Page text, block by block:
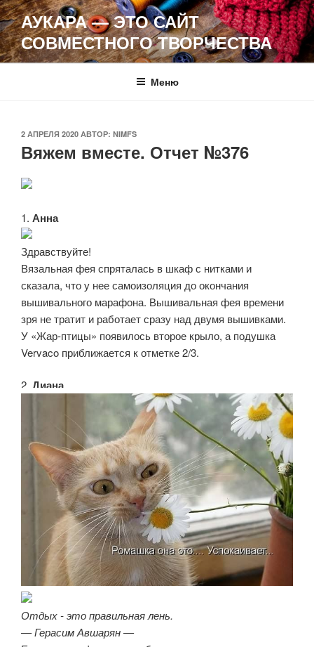
Перейти
к
содержимому
АУКАРА — ЭТО САЙТ
СОВМЕСТНОГО ТВОРЧЕСТВА
Меню
ОПУБЛИКОВАНО
2 АПРЕЛЯ 2020 АВТОР: NIMFS
Вяжем вместе. Отчет №376
1. Анна
Здравствуйте!
Вязальная фея спряталась в шкаф с нитками и
сказала, что у нее самоизоляция до окончания
вышивального марафона. Вышивальная фея времени
зря не тратит и работает сразу над двумя вышивками.
У «Жар-птицы» появилось второе крыло, а подушка
Vervaco приближается к отметке 2/3.
2. Диана
Отдых - это правильная лень.
— Герасим Авшарян —